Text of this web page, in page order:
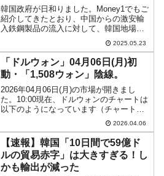
韓国政府が日和りました。Money1でもご
紹介してきたとおり、中国からの激安輸
入鉄鋼製品の流入に対して、韓国地場の
鉄鋼企業は業績が傾き、青息吐息になっ
ています。「企業の生き残りに関わる」
というので、『現代製鉄』などから陳情
の声が上がり、韓国...
2025.05.23
「ドルウォン」04月06日(月)初
動・「1,508ウォン」陰線。
2026年04月06日(月)の市場が開きまし
た。10:00現在、ドルウォンのチャートは
以下のようになっています（チャートは
『Investing.com』より引用）。現在のと
ころ陰線で、「1ドル＝1,508ウォン」近
辺の攻防となっています。ロ...
2026.04.06
【速報】韓国「10日間で59億ド
ルの貿易赤字」は大きすぎる！し
かも輸出が減った